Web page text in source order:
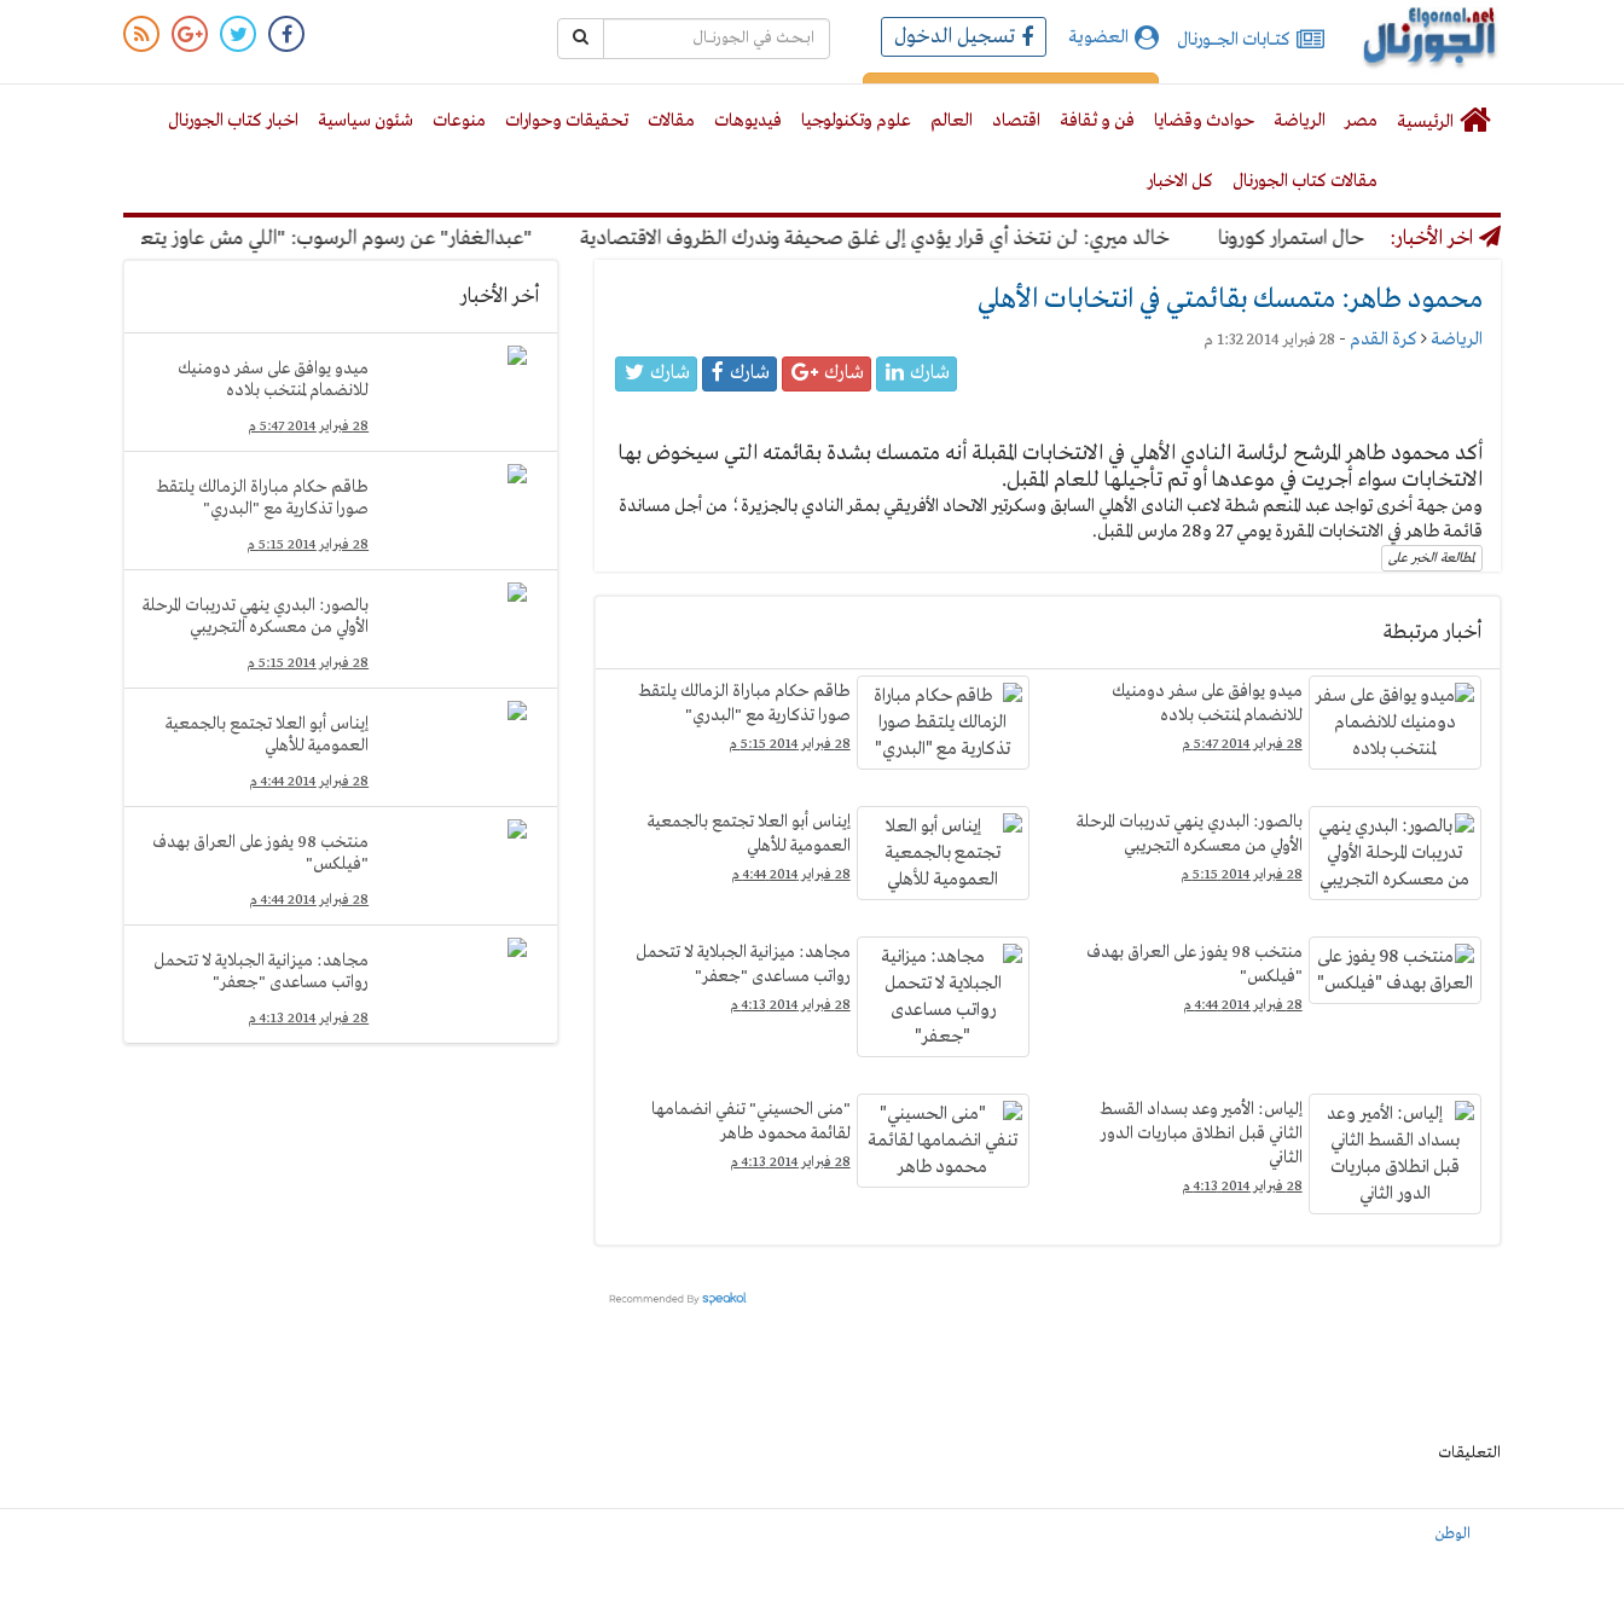
الجورنال
نت
كتـــابات الجـــــورنال العضوية تسجيل الدخول
الرئيسية مصر الرياضة حوادث وقضايا فن و ثقافة اقتصاد العالم علوم وتكنولوجيا فيديوهات مقالات تحقيقات وحوارات منوعات شئون سياسية اخبار كتاب الجورنال
مقالات كتاب الجورنال كل الاخبار
اخر الأخبار:بنسبة 50% حال استمرار كورونا خالد ميري: لن نتخذ أي قرار يؤدي إلى غلق صحيفة وندرك الظروف الاقتصادية "عبدالغفار" عن رسوم الرسوب: "اللي مش عاوز يتعلم ملوش مجانية"
محمود طاهر: متمسك بقائمتي في انتخابات الأهلي
الرياضة كرة القدم - 28 فبراير 2014 1:32 م
شارك شارك شارك شارك
أكد محمود طاهر المرشح لرئاسة النادي الأهلي في الانتخابات المقبلة أنه متمسك بشدة بقائمته التي سيخوض بها
الانتخابات سواء أجريت في موعدها أو تم تأجيلها للعام المقبل.
ومن جهة أخرى تواجد عبد المنعم شطة لاعب النادى الأهلي السابق وسكرتير الاتحاد الأفريقي بمقر النادي بالجزيرة؛ من أجل مساندة
قائمة طاهر في الانتخابات المقررة يومي 27 و28 مارس المقبل.
لمطالعة الخبر على
أخبار مرتبطة
ميدو يوافق على سفر دومنيك
للانضمام لمنتخب بلاده
28 فبراير 2014 5:47 م
طاقم حكام مباراة الزمالك يلتقط
صورا تذكارية مع "البدري"
28 فبراير 2014 5:15 م
بالصور: البدري ينهي تدريبات المرحلة
الأولي من معسكره التجريبي
28 فبراير 2014 5:15 م
إيناس أبو العلا تجتمع بالجمعية
العمومية للأهلي
28 فبراير 2014 4:44 م
منتخب 98 يفوز على العراق بهدف
"فيلكس"
28 فبراير 2014 4:44 م
مجاهد: ميزانية الجبلاية لا تتحمل
رواتب مساعدى "جعفر"
28 فبراير 2014 4:13 م
إلياس: الأمير وعد بسداد القسط
الثاني قبل انطلاق مباريات الدور
الثاني
28 فبراير 2014 4:13 م
"منى الحسيني" تنفي انضمامها
لقائمة محمود طاهر
28 فبراير 2014 4:13 م
أخر الأخبار
ميدو يوافق على سفر دومنيك
للانضمام لمنتخب بلاده
28 فبراير 2014 5:47 م
طاقم حكام مباراة الزمالك يلتقط
صورا تذكارية مع "البدري"
28 فبراير 2014 5:15 م
بالصور: البدري ينهي تدريبات المرحلة
الأولي من معسكره التجريبي
28 فبراير 2014 5:15 م
إيناس أبو العلا تجتمع بالجمعية
العمومية للأهلي
28 فبراير 2014 4:44 م
منتخب 98 يفوز على العراق بهدف
"فيلكس"
28 فبراير 2014 4:44 م
مجاهد: ميزانية الجبلاية لا تتحمل
رواتب مساعدى "جعفر"
28 فبراير 2014 4:13 م
التعليقات
الوطن